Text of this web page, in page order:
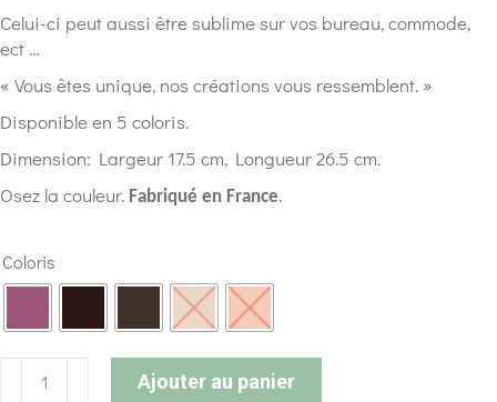
Celui-ci peut aussi être sublime sur vos bureau, commode,
ect …
« Vous êtes unique, nos créations vous ressemblent. »
Disponible en 5 coloris.
Dimension: Largeur 17.5 cm, Longueur 26.5 cm.
Osez la couleur. Fabriqué en France.
Coloris
Ajouter au panier